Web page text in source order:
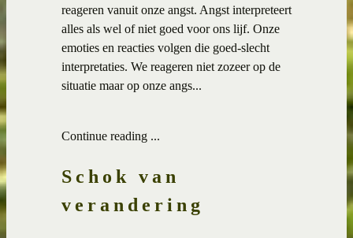
reageren vanuit onze angst. Angst interpreteert
alles als wel of niet goed voor ons lijf. Onze
emoties en reacties volgen die goed-slecht
interpretaties. We reageren niet zozeer op de
situatie maar op onze angs...
Continue reading ...
Schok van
verandering